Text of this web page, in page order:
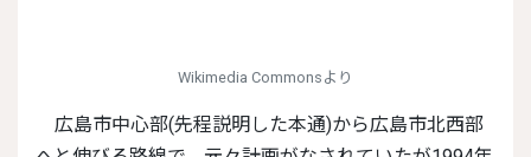
Wikimedia Commonsより
広島市中心部(先程説明した本通)から広島市北西部